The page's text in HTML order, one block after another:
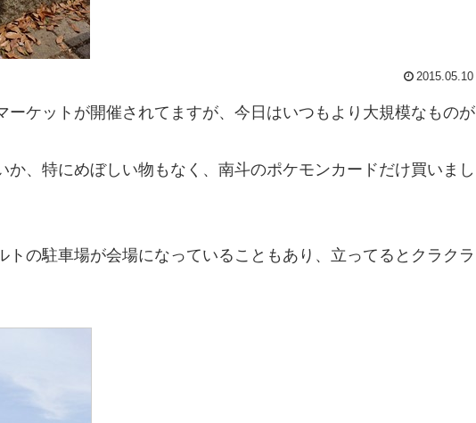
2015.05.10
ーケットが開催されてますが、今日はいつもより大規模なものが
か、特にめぼしい物もなく、南斗のポケモンカードだけ買いまし
トの駐車場が会場になっていることもあり、立ってるとクラクラ